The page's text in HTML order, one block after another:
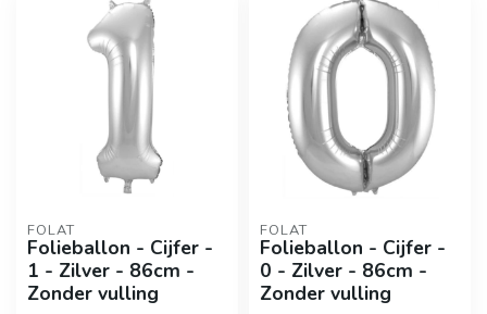
FOLAT
Folieballon - Cijfer -
1 - Zilver - 86cm -
Zonder vulling
FOLAT
Folieballon - Cijfer -
0 - Zilver - 86cm -
Zonder vulling